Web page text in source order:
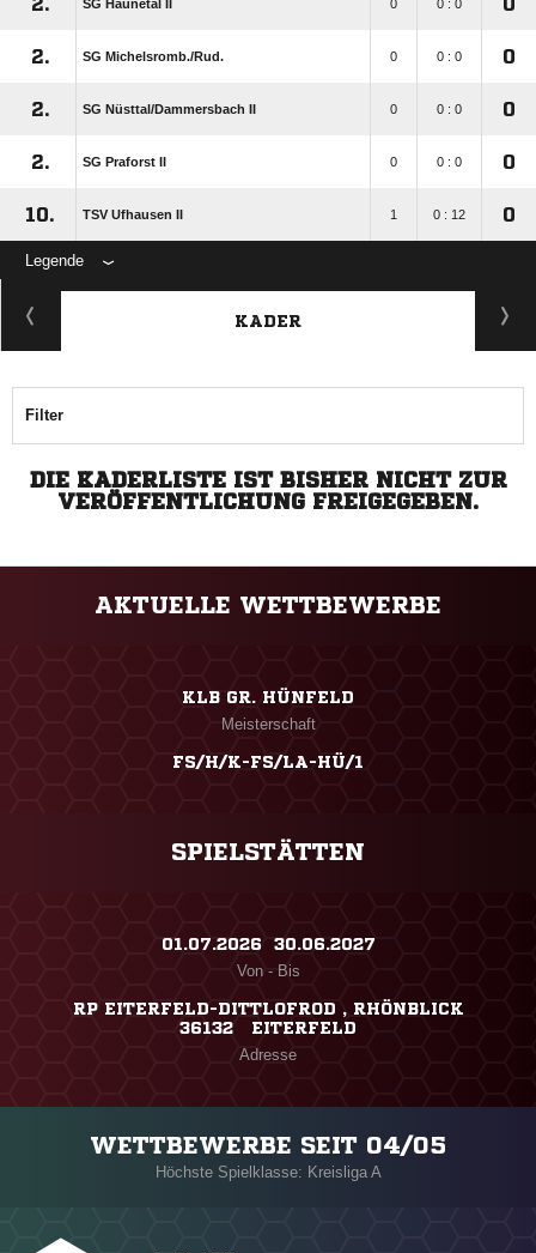
2. SG Haunetal II 0 0 : 0 0
2. SG Michelsromb./​Rud. 0 0 : 0 0
2. SG Nüsttal/​Dammersbach II 0 0 : 0 0
2. SG Praforst II 0 0 : 0 0
10. TSV Ufhausen II 1 0 : 12 0
Legende
KADER
Filter
DIE KADERLISTE IST BISHER NICHT ZUR
VERÖFFENTLICHUNG FREIGEGEBEN.
AKTUELLE WETTBEWERBE
KLB GR. HÜNFELD
Meisterschaft
FS/H/K-FS/LA-HÜ/1
SPIELSTÄTTEN
01.07.2026 ​ 30.06.2027
Von - Bis
RP EITERFELD-DITTLOFROD , RHÖNBLICK
36132 EITERFELD
Adresse
WETTBEWERBE SEIT 04/05
Höchste Spielklasse: Kreisliga A